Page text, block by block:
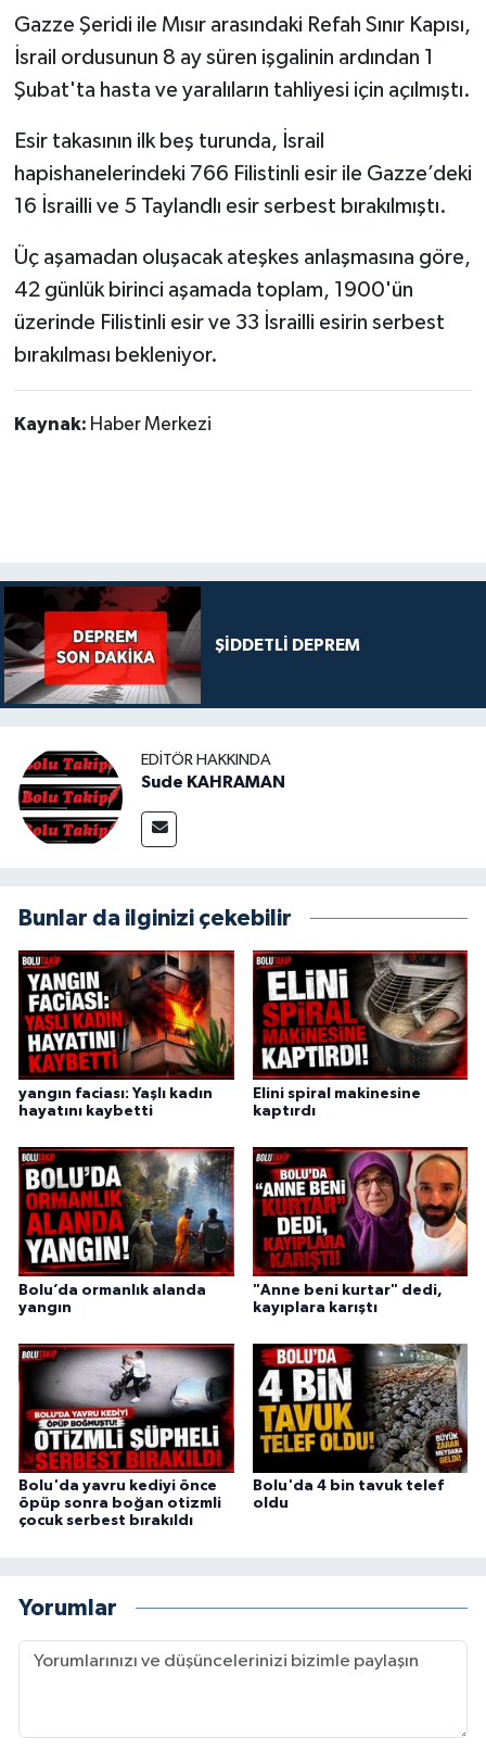
Gazze Şeridi ile Mısır arasındaki Refah Sınır Kapısı,
İsrail ordusunun 8 ay süren işgalinin ardından 1
Şubat'ta hasta ve yaralıların tahliyesi için açılmıştı.
Esir takasının ilk beş turunda, İsrail
hapishanelerindeki 766 Filistinli esir ile Gazze’deki
16 İsrailli ve 5 Taylandlı esir serbest bırakılmıştı.
Üç aşamadan oluşacak ateşkes anlaşmasına göre,
42 günlük birinci aşamada toplam, 1900'ün
üzerinde Filistinli esir ve 33 İsrailli esirin serbest
bırakılması bekleniyor.
Kaynak: Haber Merkezi
ŞİDDETLİ DEPREM
EDITÖR HAKKINDA
Sude KAHRAMAN
Bunlar da ilginizi çekebilir
yangın faciası: Yaşlı kadın
hayatını kaybetti
Elini spiral makinesine
kaptırdı
Bolu’da ormanlık alanda
yangın
"Anne beni kurtar" dedi,
kayıplara karıştı
Bolu'da yavru kediyi önce
öpüp sonra boğan otizmli
çocuk serbest bırakıldı
Bolu'da 4 bin tavuk telef
oldu
Yorumlar